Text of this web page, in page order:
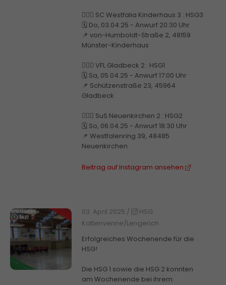
🤾🏼‍♂️ SC Westfalia Kinderhaus 3 : HSG3
🗓️ Do, 03.04.25 - Anwurf 20:30 Uhr
📌 von-Humboldt-Straße 2, 48159
Münster-Kinderhaus
🤾🏼‍♂️ VFL Gladbeck 2 : HSG1
🗓️ Sa, 05.04.25 - Anwurf 17:00 Uhr
📌 Schützenstraße 23, 45964
Gladbeck
🤾🏼‍♂️ SuS Neuenkirchen 2 : HSG2
🗓️ So, 06.04.25 - Anwurf 18:30 Uhr
📌 Westfalenring 39, 48485
Neuenkirchen
Beitrag auf Instagram ansehen
03. April 2025 /
HSG
Kattenvenne/Lengerich
Erfolgreiches Wochenende für die
HSG!
Die HSG 1 sowie die HSG 2 konnten
am Wochenende bei ihrem